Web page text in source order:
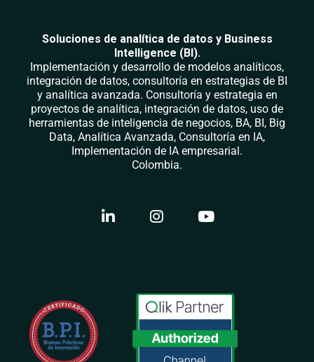
Soluciones de analítica de datos y Business
Intelligence (BI).
Implementación y desarrollo de modelos analíticos,
integración de datos, consultoría en estrategias de BI
y analítica avanzada. Consultoría y estrategia en
proyectos de analítica, integración de datos, uso de
herramientas de inteligencia de negocios, BA, BI, Big
Data, Analítica Avanzada, Consultoría en IA,
Implementación de IA empresarial.
Colombia.